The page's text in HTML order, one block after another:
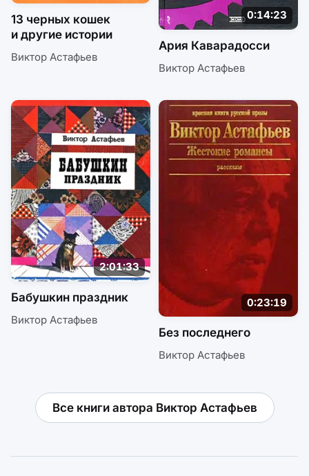
13 черных кошек
и другие истории
Виктор Астафьев
0:14:23
Ария Каварадосси
Виктор Астафьев
2:01:33
Бабушкин праздник
Виктор Астафьев
0:23:19
Без последнего
Виктор Астафьев
Все книги автора Виктор Астафьев